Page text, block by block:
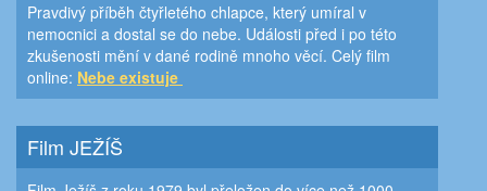
Pravdivý příběh čtyřletého chlapce, který umíral v
nemocnici a dostal se do nebe. Události před i po této
zkušenosti mění v dané rodině mnoho věcí. Celý film
online: Nebe existuje
Film JEŽÍŠ